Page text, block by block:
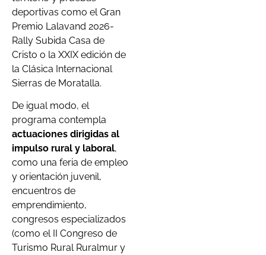
deportivas como el Gran
Premio Lalavand 2026-
Rally Subida Casa de
Cristo o la XXIX edición de
la Clásica Internacional
Sierras de Moratalla.
De igual modo, el
programa contempla
actuaciones dirigidas al
impulso rural y laboral,
como una feria de empleo
y orientación juvenil,
encuentros de
emprendimiento,
congresos especializados
(como el II Congreso de
Turismo Rural Ruralmur y